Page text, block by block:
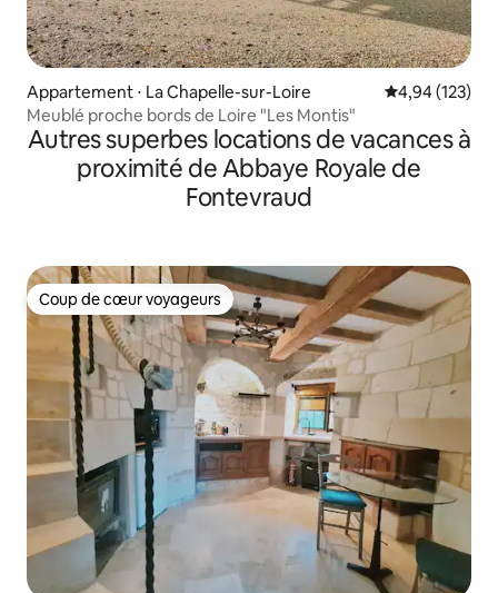
Appartement ⋅ La Chapelle-sur-Loire Évaluation
4,94 (123)
Meublé proche bords de Loire "Les Montis"
Autres superbes locations de vacances à
proximité de Abbaye Royale de
Fontevraud
Coup de cœur voyageurs
Coup de cœur voyageurs